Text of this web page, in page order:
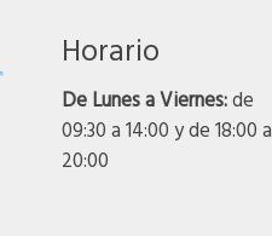
Horario
De Lunes a Viernes:de
09:30 a 14:00 y de 18:00 a
20:00